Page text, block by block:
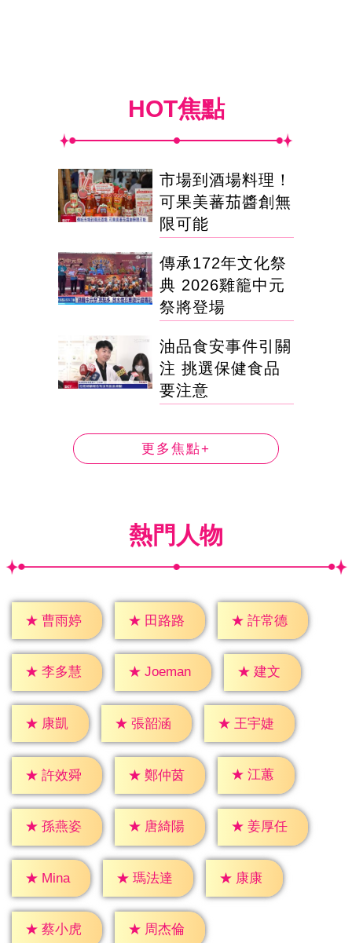
HOT焦點
市場到酒場料理！
可果美蕃茄醬創無
限可能
傳承172年文化祭
典 2026雞籠中元
祭將登場
油品食安事件引關
注 挑選保健食品
要注意
更多焦點+
熱門人物
★ 曹雨婷 ★ 田路路 ★ 許常德
★ 李多慧 ★ Joeman ★ 建文
★ 康凱 ★ 張韶涵 ★ 王宇婕
★ 許效舜 ★ 鄭仲茵 ★ 江蕙
★ 孫燕姿 ★ 唐綺陽 ★ 姜厚任
★ Mina ★ 瑪法達 ★ 康康
★ 蔡小虎 ★ 周杰倫